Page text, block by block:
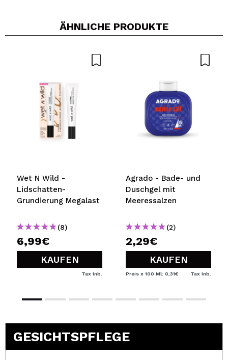
ÄHNLICHE PRODUKTE
Wet N Wild -
Lidschatten-
Grundierung Megalast
(8)
6,99€
KAUFEN
Tax Inb.
Agrado - Bade- und
Duschgel mit
Meeressalzen
(2)
2,29€
KAUFEN
Preis x 100 Ml: 0,31€ Tax Inb.
GESICHTSPFLEGE